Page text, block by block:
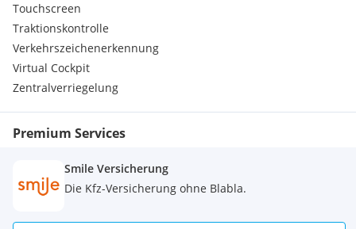
Touchscreen
Traktionskontrolle
Verkehrszeichenerkennung
Virtual Cockpit
Zentralverriegelung
Premium Services
Smile Versicherung
Die Kfz-Versicherung ohne Blabla.